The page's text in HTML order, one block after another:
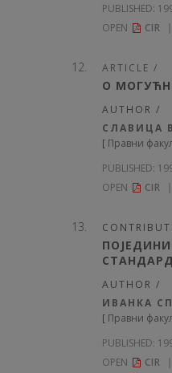
PUBLISHED:
OPEN
CIR
ARTICLE /
О
AUTHOR /
СЛАВИЦА
[ Правни
PUBLISHED:
OPEN
CIR
AUTHOR /
ИВАНКА
[ Правни
PUBLISHED:
OPEN
CIR